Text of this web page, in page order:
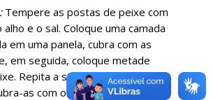
Tempere as postas de peixe com
e o sal. Coloque uma camada
em uma panela, cubra com as
em seguida, coloque metade
Repita a sequencia finalizando
as com o pimentão, a